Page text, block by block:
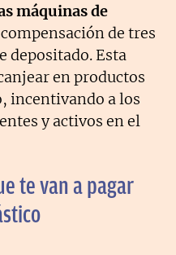
máquinas de
de tres
depositado. Esta
en productos
incentivando a los
y activos en el
te van a pagar